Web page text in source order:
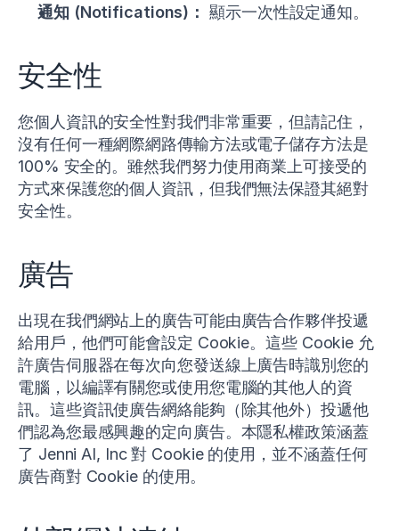
通知 (Notifications)： 顯示一次性設定通知。
安全性
您個人資訊的安全性對我們非常重要，但請記住，
沒有任何一種網際網路傳輸方法或電子儲存方法是
100% 安全的。雖然我們努力使用商業上可接受的
方式來保護您的個人資訊，但我們無法保證其絕對
安全性。
廣告
出現在我們網站上的廣告可能由廣告合作夥伴投遞
給用戶，他們可能會設定 Cookie。這些 Cookie 允
許廣告伺服器在每次向您發送線上廣告時識別您的
電腦，以編譯有關您或使用您電腦的其他人的資
訊。這些資訊使廣告網絡能夠（除其他外）投遞他
們認為您最感興趣的定向廣告。本隱私權政策涵蓋
了 Jenni AI, Inc 對 Cookie 的使用，並不涵蓋任何
廣告商對 Cookie 的使用。